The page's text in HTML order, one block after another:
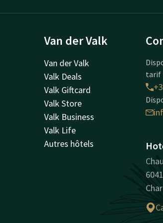
Van der Valk
Van der Valk
Valk Deals
Valk Giftcard
Valk Store
Valk Business
Valk Life
Autres hôtels
tarif